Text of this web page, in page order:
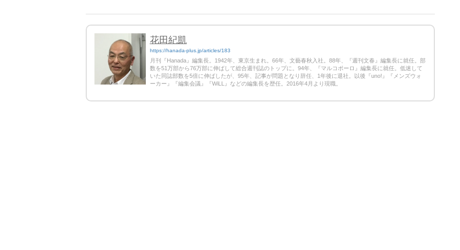
花田紀凱
https://hanada-plus.jp/articles/183
月刊『Hanada』編集長。1942年、東京生まれ。66年、文藝春秋入社。88年、『週刊文春』編集長に就任。部
数を51万部から76万部に伸ばして総合週刊誌のトップに。94年、『マルコポーロ』編集長に就任。低迷して
いた同誌部数を5倍に伸ばしたが、95年、記事が問題となり辞任、1年後に退社。以後『uno!』『メンズウォ
ーカー』『編集会議』『WiLL』などの編集長を歴任。2016年4月より現職。